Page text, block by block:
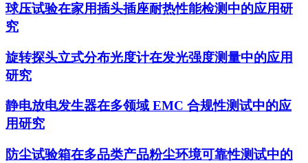
球压试验在家用插头插座耐热性能检测中的应用研
究
旋转探头立式分布光度计在发光强度测量中的应用
研究
静电放电发生器在多领域 EMC 合规性测试中的应
用研究
防尘试验箱在多品类产品粉尘环境可靠性测试中的